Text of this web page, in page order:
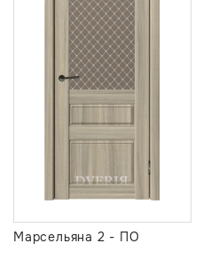
Марсельяна 2 - ПО